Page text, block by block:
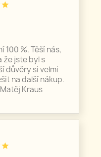
star
100 %. Těší nás,
že jste byl s
důvěry si velmi
na další nákup.
Matěj Kraus
star